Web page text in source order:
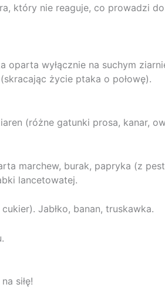
który nie reaguje, co prowadzi
oparta wyłącznie na suchym
życie ptaka o połowę).
(różne gatunki prosa, kanar,
marchew, burak, papryka (z
lancetowatej.
Jabłko, banan, truskawka.
siłę!